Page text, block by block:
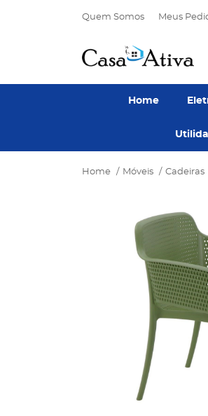
Quem Somos Meus
Home
Home Móveis Cadeiras